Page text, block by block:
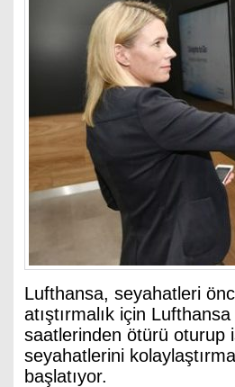
Lufthansa, seyahatleri
atıştırmalık için
saatlerinden ötürü oturup
seyahatlerini
başlatıyor.